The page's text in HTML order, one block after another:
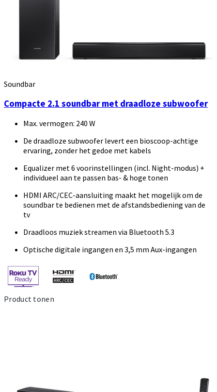
Soundbar
Compacte 2.1 soundbar met draadloze subwoofer
Max. vermogen: 240 W
De draadloze subwoofer levert een bioscoop-achtige
ervaring, zonder het gedoe met kabels
Equalizer met 6 voorinstellingen (incl. Night-modus) +
individueel aan te passen bas- & hoge tonen
HDMI ARC/CEC-aansluiting maakt het mogelijk om de
soundbar te bedienen met de afstandsbediening van de
tv
Draadloos muziek streamen via Bluetooth 5.3
Optische digitale ingangen en 3,5 mm Aux-ingangen
Product tonen